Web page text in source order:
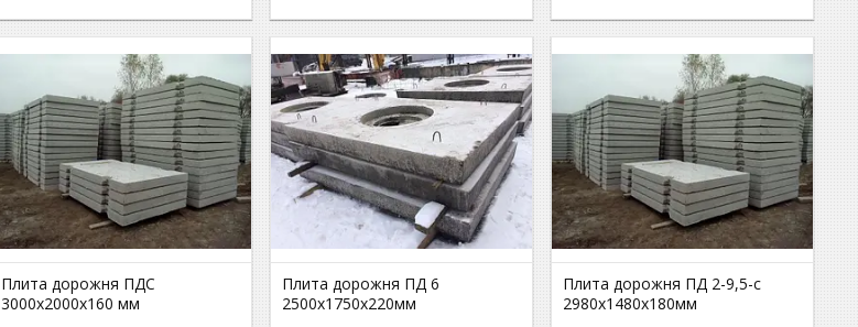
Плита дорожня ПДС
3000х2000х160 мм
Плита дорожня ПД 6
2500х1750х220мм
Плита дорожня ПД 2-9,5-с
2980х1480х180мм